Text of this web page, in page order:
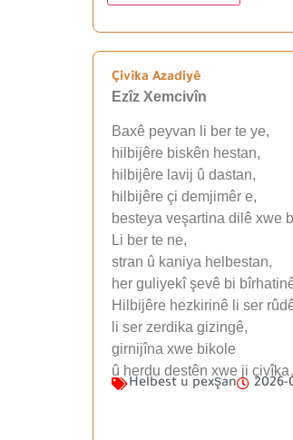
Çivîka Azadiyê
Ezîz Xemcivîn
Baxê peyvan li ber te ye,
hilbijêre biskên hestan,
hilbijêre lavij û dastan,
hilbijêre çi demjimêr e,
besteya veşartina dilê xwe
Li ber te ne,
stran û kaniya helbestan,
her guliyekî şevê bi
Hilbijêre hezkirinê li ser
li ser zerdika gizingê,
girnijîna xwe bikole
û herdu destên xwe ji
Helbest u pexşan 2026-